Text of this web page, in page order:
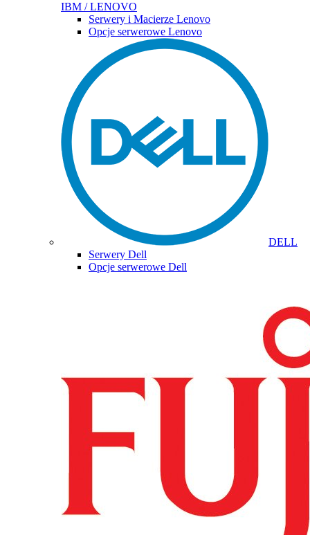
IBM / LENOVO
Serwery i Macierze Lenovo
Opcje serwerowe Lenovo
DELL
Serwery Dell
Opcje serwerowe Dell